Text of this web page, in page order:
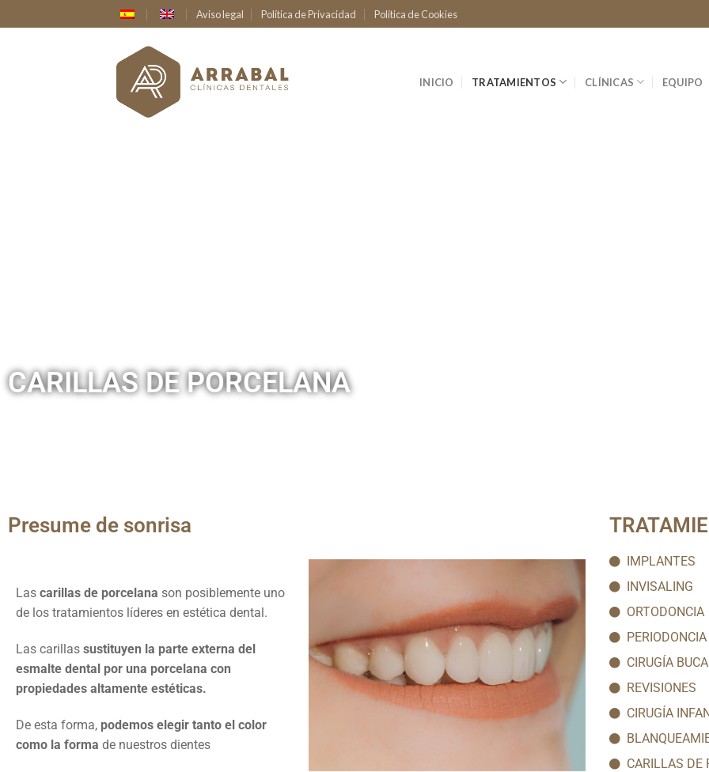
Aviso legal Política de Privacidad Política de Cookies
INICIO TRATAMIENTOS CLÍNICAS EQUIPO
CARILLAS DE PORCELANA
Presume de sonrisa
Las carillas de porcelana son posiblemente uno
de los tratamientos líderes en estética dental.
Las carillas sustituyen la parte externa del
esmalte dental por una porcelana con
propiedades altamente estéticas.
De esta forma, podemos elegir tanto el color
como la forma de nuestros dientes
IMPLANTES
INVISALING
ORTODONCIA
PERIODONCIA
CIRUGÍA
REVISIONES
CIRUGÍA
CARILLAS DE